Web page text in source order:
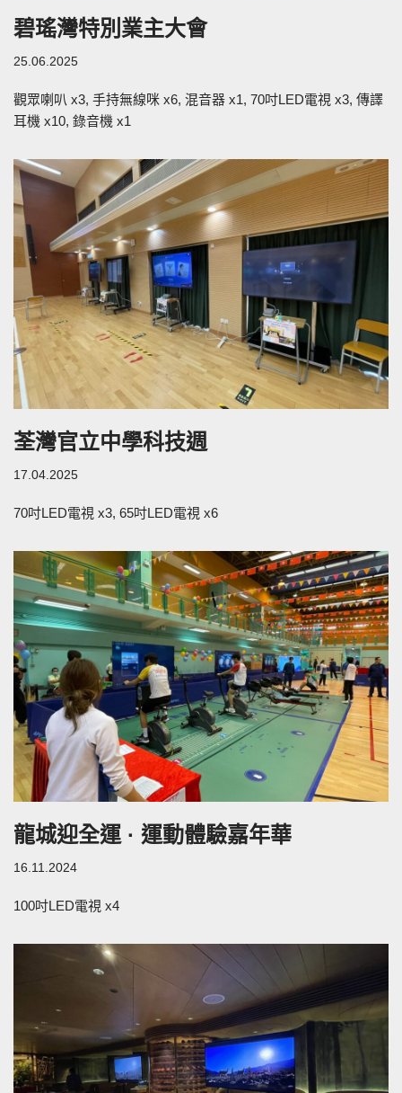
碧瑤灣特別業主大會
25.06.2025
觀眾喇叭 x3, 手持無線咪 x6, 混音器 x1, 70吋LED電視 x3, 傳譯
耳機 x10, 錄音機 x1
荃灣官立中學科技週
17.04.2025
70吋LED電視 x3, 65吋LED電視 x6
龍城迎全運 · 運動體驗嘉年華
16.11.2024
100吋LED電視 x4